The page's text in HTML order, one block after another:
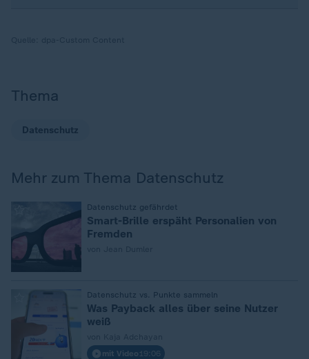
Thema
Datenschutz
Mehr zum Thema Datenschutz
Datenschutz gefährdet
Smart-Brille erspäht Personalien von
Fremden
Datenschutz vs. Punkte sammeln
Was Payback alles über seine Nutzer
weiß
mit Video 19:06